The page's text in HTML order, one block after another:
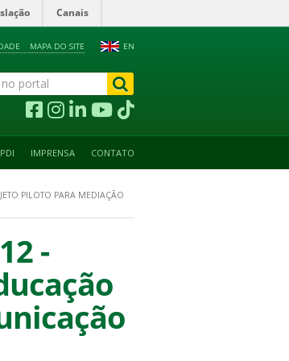
Canais
EN
MAPA DO SITE
PDI IMPRENSA CONTATO
PILOTO PARA MEDIAÇÃO
-